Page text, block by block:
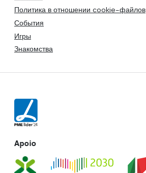
Политика в отношении cookie-файлов
События
Игры
Знакомства
Apoio